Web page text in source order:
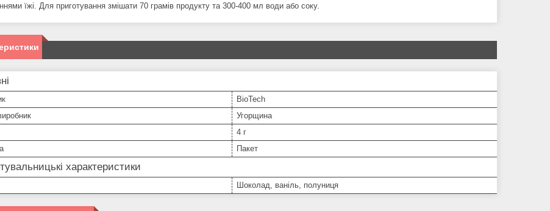
їжі. Для приготування змішати 70 грамів продукту та 300-400 мл води або соку.
BioTech
Угорщина
4 г
Пакет
характеристики
Шоколад, ваніль, полуниця